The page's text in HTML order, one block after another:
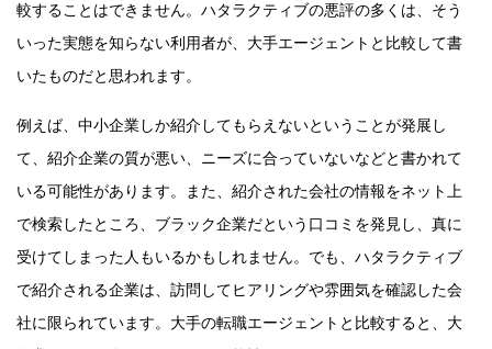
較することはできません。ハタラクティブの悪評の多くは、そう
いった実態を知らない利用者が、大手エージェントと比較して書
いたものだと思われます。
例えば、中小企業しか紹介してもらえないということが発展し
て、紹介企業の質が悪い、ニーズに合っていないなどと書かれて
いる可能性があります。また、紹介された会社の情報をネット上
で検索したところ、ブラック企業だという口コミを発見し、真に
受けてしまった人もいるかもしれません。でも、ハタラクティブ
で紹介される企業は、訪問してヒアリングや雰囲気を確認した会
社に限られています。大手の転職エージェントと比較すると、大